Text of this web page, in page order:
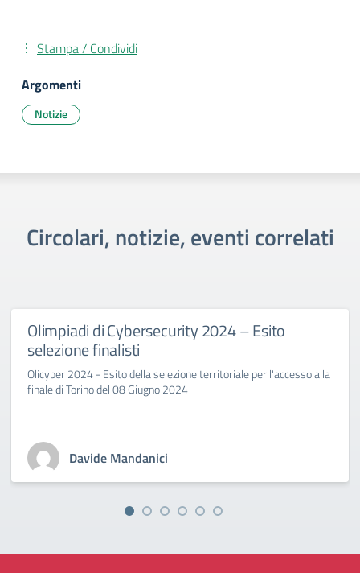
Stampa / Condividi
Argomenti
Notizie
Circolari, notizie, eventi correlati
Olimpiadi di Cybersecurity 2024 – Esito
selezione finalisti
Olicyber 2024 - Esito della selezione territoriale per l'accesso alla
finale di Torino del 08 Giugno 2024
Davide Mandanici